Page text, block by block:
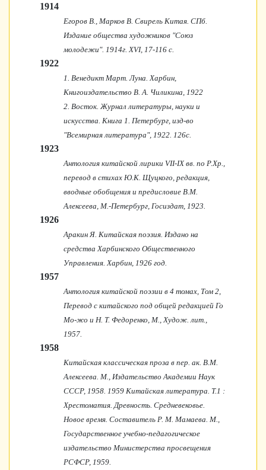
1914
Егоров В., Марков В. Свирель Китая. СПб.
Издание общества художников "Союз
молодежи". 1914г. XVI, 17-116 с.
1922
1. Венедикт Март. Луна. Харбин,
Книгоиздательство В. А. Чиликина, 1922
2. Восток. Журнал литературы, науки и
искусства. Книга 1. Петербург, изд-во
"Всемирная литература", 1922. 126с.
1923
Антология китайской лирики VII-IX вв. по Р.Хр.,
перевод в стихах Ю.К. Щуцкого, редакция,
вводные обобщения и предисловие В.М.
Алексеева, М.-Петербург, Госиздат, 1923.
1926
Аракин Я. Китайская поэзия. Издано на
средства Харбинского Общественного
Управления. Харбин, 1926 год.
1957
Антология китайской поэзии в 4 томах, Том 2,
Перевод с китайского под общей редакцией Го
Мо-жо и Н. Т. Федоренко, М., Худож. лит.,
1957.
1958
Китайская классическая проза в пер. ак. В.М.
Алексеева. М., Издательство Академии Наук
СССР, 1958. 1959 Китайская литература. Т.1 :
Хрестоматия. Древность. Средневековье.
Новое время. Составитель Р. М. Мамаева. М.,
Государственное учебно-педагогическое
издательство Министерства просвещения
РСФСР, 1959.